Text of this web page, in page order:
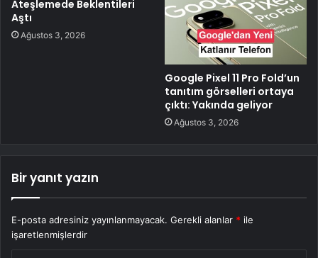
Ateşlemede Beklentileri
Aştı
Ağustos 3, 2026
Google Pixel 11 Pro Fold’un
tanıtım görselleri ortaya
çıktı: Yakında geliyor
Ağustos 3, 2026
Bir yanıt yazın
E-posta adresiniz yayınlanmayacak. Gerekli alanlar * ile
işaretlenmişlerdir